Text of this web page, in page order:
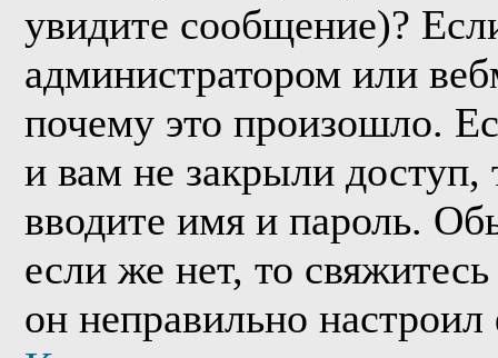
увидите сообщение)?
администратором или
почему это произошло.
и вам не закрыли доступ,
вводите имя и пароль.
если же нет, то
он неправильно